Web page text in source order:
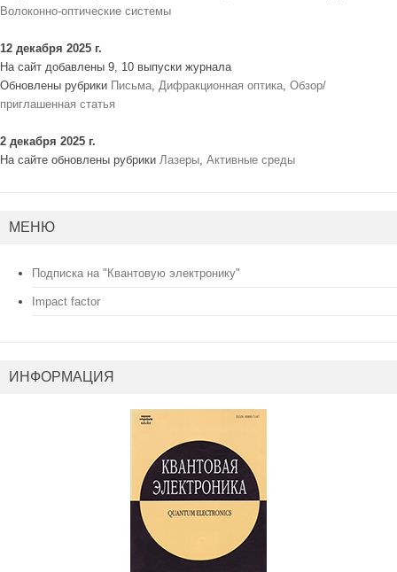
Волоконно-оптические системы
12 декабря 2025 г.
На сайт добавлены 9, 10 выпуски журнала
Обновлены рубрики Письма, Дифракционная оптика, Обзор/
приглашенная статья
2 декабря 2025 г.
На сайте обновлены рубрики Лазеры, Активные среды
МЕНЮ
Подписка на "Квантовую электронику"
Impact factor
ИНФОРМАЦИЯ